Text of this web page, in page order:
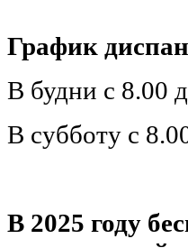
График
В будни с 8.00
В субботу с
В 2025 году